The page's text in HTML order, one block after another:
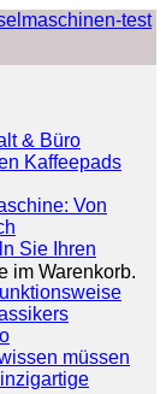
im Warenkorb.
& Büro
Kaffeepads
Von
Sie Ihren
müssen